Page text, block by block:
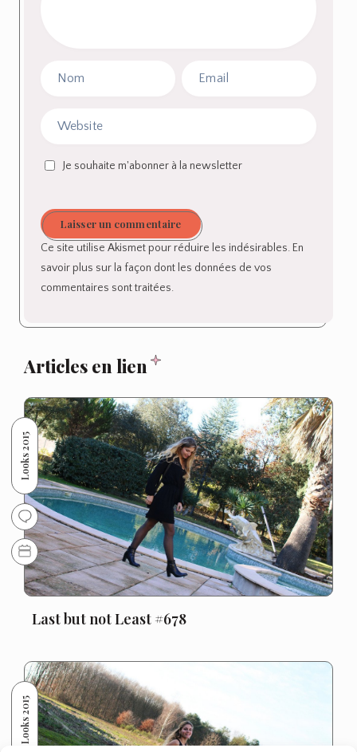
Je souhaite m'abonner à la newsletter
Laisser un commentaire
Ce site utilise Akismet pour réduire les indésirables. En
savoir plus sur la façon dont les données de vos
commentaires sont traitées.
Articles en lien
Looks 2015
Last but not Least #678
Looks 2015